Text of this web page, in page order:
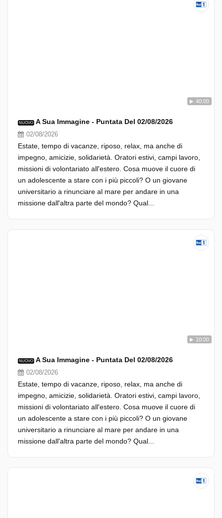
40:00
NUOVO A Sua Immagine - Puntata Del 02/08/2026
02/08/2026
Estate, tempo di vacanze, riposo, relax, ma anche di
impegno, amicizie, solidarietà. Oratori estivi, campi lavoro,
missioni di volontariato all'estero. Cosa muove il cuore di
un adolescente a stare con i più piccoli? O un giovane
universitario a rinunciare al mare per andare in una
missione dall'altra parte del mondo? Qual...
10:00
NUOVO A Sua Immagine - Puntata Del 02/08/2026
02/08/2026
Estate, tempo di vacanze, riposo, relax, ma anche di
impegno, amicizie, solidarietà. Oratori estivi, campi lavoro,
missioni di volontariato all'estero. Cosa muove il cuore di
un adolescente a stare con i più piccoli? O un giovane
universitario a rinunciare al mare per andare in una
missione dall'altra parte del mondo? Qual...